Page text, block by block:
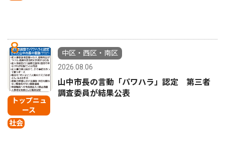
8
トップニュ
ース
社会
中区・西区・南区
2026.08.06
山中市長の言動「パワハラ」認定 第三者
調査委員が結果公表